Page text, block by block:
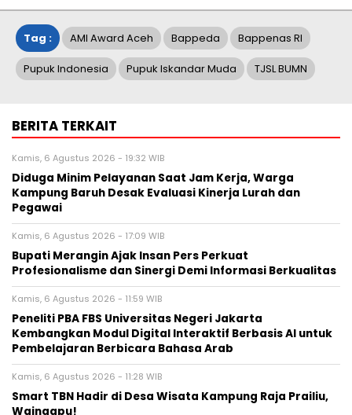
Tag : AMI Award Aceh Bappeda Bappenas RI
Pupuk Indonesia Pupuk Iskandar Muda TJSL BUMN
BERITA TERKAIT
Kamis, 6 Agustus 2026 - 19:32 WIB
Diduga Minim Pelayanan Saat Jam Kerja, Warga
Kampung Baruh Desak Evaluasi Kinerja Lurah dan
Pegawai
Kamis, 6 Agustus 2026 - 17:09 WIB
Bupati Merangin Ajak Insan Pers Perkuat
Profesionalisme dan Sinergi Demi Informasi Berkualitas
Kamis, 6 Agustus 2026 - 11:59 WIB
Peneliti PBA FBS Universitas Negeri Jakarta
Kembangkan Modul Digital Interaktif Berbasis AI untuk
Pembelajaran Berbicara Bahasa Arab
Kamis, 6 Agustus 2026 - 11:28 WIB
Smart TBN Hadir di Desa Wisata Kampung Raja Prailiu,
Waingapu!